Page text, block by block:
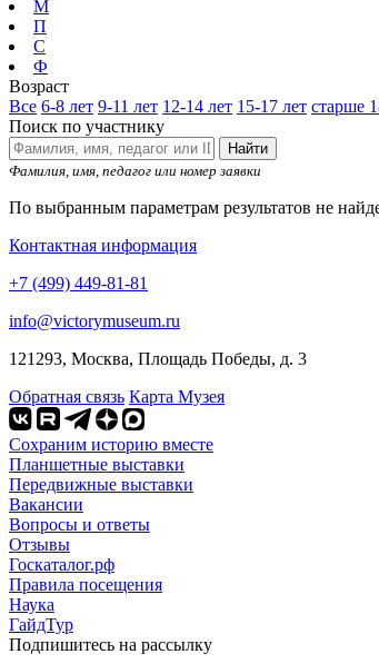
М
П
С
Ф
Возраст
Все 6-8 лет 9-11 лет 12-14 лет 15-17 лет старше
Поиск по участнику
Найти
Фамилия, имя, педагог или номер заявки
По выбранным параметрам результатов не
Контактная информация
+7 (499) 449-81-81
info@victorymuseum.ru
121293, Москва, Площадь Победы, д. 3
Обратная связь Карта Музея
Сохраним историю вместе
Планшетные выставки
Передвижные выставки
Вакансии
Вопросы и ответы
Отзывы
Госкаталог.рф
Правила посещения
Наука
ГайдТур
Подпишитесь на рассылку